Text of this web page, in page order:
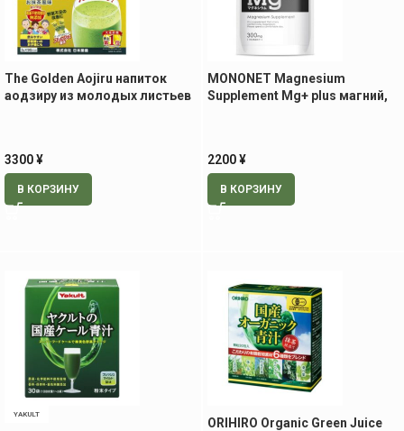
The Golden Aojiru напиток
аодзиру из молодых листьев
3300¥
В КОРЗИНУ
MONONET Magnesium
Supplement Mg+ plus магний,
2200¥
В КОРЗИНУ
YAKULT
ORIHIRO Organic Green Juice